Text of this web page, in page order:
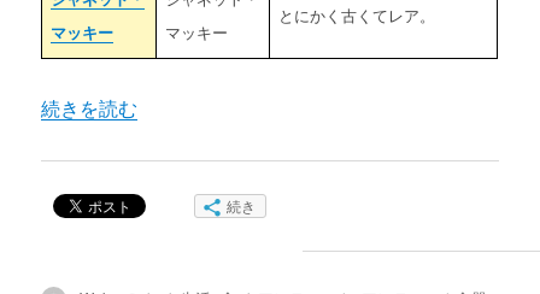
マッキー
マッキー
とにかく古くてレア。
“パイレックスとは 【ミルクグラス主要ブランド6選】”
続きを読む
続き